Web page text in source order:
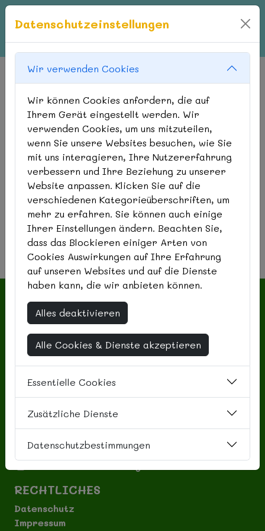
Treffen alles
Vorschulkinder aus
Esselbach, Oberndorf,
Bischbrunn und Altfeld an
der Weed
17.06.26 09:00
07.06.26 12:30
ADRESSE
Kindergarten Kicherkiste
Pfarrwiesen 13
97839 Esselbach
KONTAKT
Telefon: 09394 / 22 78
E-Mail: leitung@kicherkiste.de
SOCIAL MEDIA
Kicherkiste auf Facebook
RECHTLICHES
Datenschutz
Impressum
Datenschutzeinstellungen
Wir verwenden Cookies
Wir können Cookies anfordern, die auf
Ihrem Gerät eingestellt werden. Wir
verwenden Cookies, um uns mitzuteilen,
wenn Sie unsere Websites besuchen, wie Sie
mit uns interagieren, Ihre Nutzererfahrung
verbessern und Ihre Beziehung zu unserer
Website anpassen. Klicken Sie auf die
verschiedenen Kategorieüberschriften, um
mehr zu erfahren. Sie können auch einige
Ihrer Einstellungen ändern. Beachten Sie,
dass das Blockieren einiger Arten von
Cookies Auswirkungen auf Ihre Erfahrung
auf unseren Websites und auf die Dienste
haben kann, die wir anbieten können.
Alles deaktivieren
Alle Cookies & Dienste akzeptieren
Essentielle Cookies
Zusätzliche Dienste
Datenschutzbestimmungen